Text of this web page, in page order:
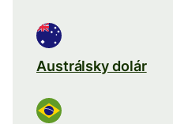
Austrálsky dolár